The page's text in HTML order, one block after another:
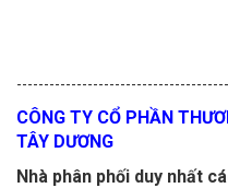
CÔNG TY CỔ PHẦN
TÂY DƯƠNG
Nhà phân phối duy nhất